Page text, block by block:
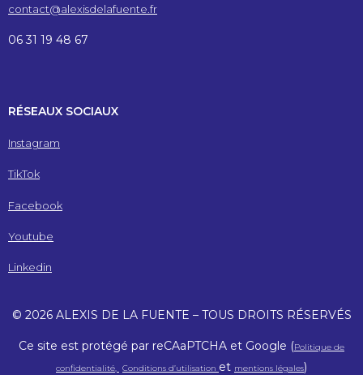
contact@alexisdelafuente.fr
06 31 19 48 67
RÉSEAUX SOCIAUX
Instagram
TikTok
Facebook
Youtube
Linkedin
© 2026 ALEXIS DE LA FUENTE – TOUS DROITS RÉSERVÉS
Ce site est protégé par reCAaPTCHA et Google (Politique de
confidentialité, Conditions d’utilisation et mentions légales)